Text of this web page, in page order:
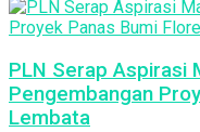
PLN Serap Aspirasi
Pengembangan
Lembata